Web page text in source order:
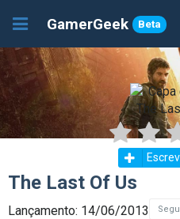
GamerGeek Beta
The Last Of Us
Lançamento: 14/06/2013